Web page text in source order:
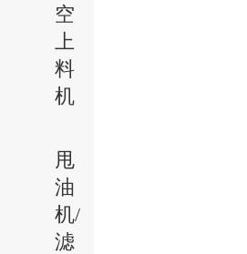
空
上
料
机
甩
油
机/
滤